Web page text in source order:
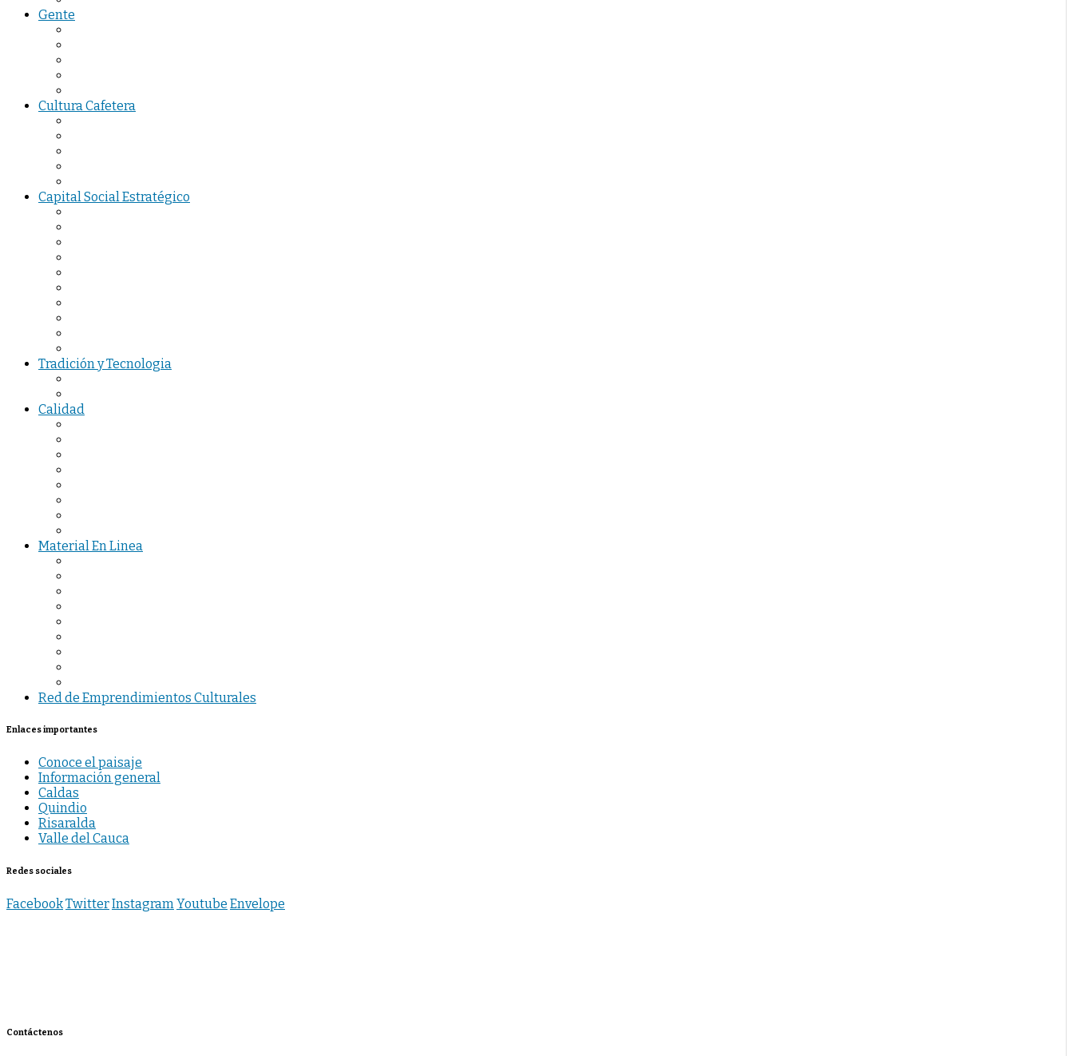
Gente
Cultura Cafetera
Capital Social Estratégico
Tradición y Tecnologia
Calidad
Material En Linea
Red de Emprendimientos Culturales
Enlaces importantes
Conoce el paisaje
Información general
Caldas
Quindio
Risaralda
Valle del Cauca
Redes sociales
FacebookTwitterInstagramYoutube Envelope
Contáctenos